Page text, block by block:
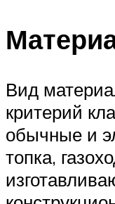
Вид
критерий
обычные и
топка,